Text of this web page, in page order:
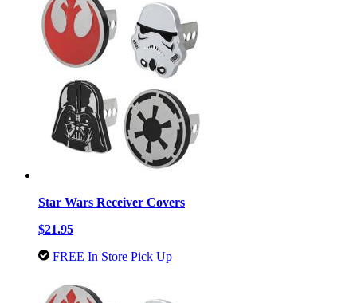
Star Wars Receiver Covers
$21.95
FREE In Store Pick Up